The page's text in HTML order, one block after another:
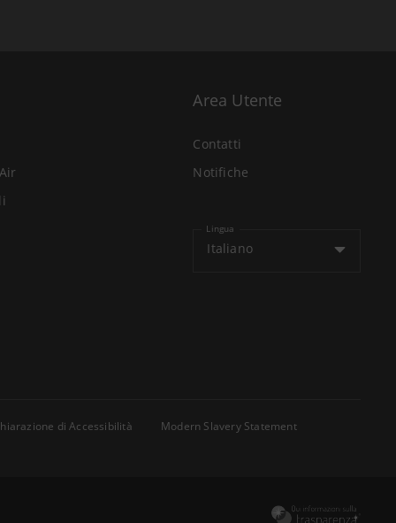
Area Utente
Contatti
Notifiche
Lingua
Italiano
di Accessibilità
Modern Slavery Statement